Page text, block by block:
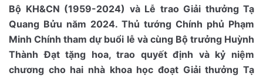
Nhà khoa học đoạt Giải thưởng
Danh sách đề cử
Tiếng Việt
English
Bộ KH&CN (1959-2024) và Lễ trao Giải thưởng Tạ
Quang Bửu năm 2024. Thủ tướng Chính phủ Phạm
Minh Chính tham dự buổi lễ và cùng Bộ trưởng Huỳnh
Thành Đạt tặng hoa, trao quyết định và kỷ niệm
chương cho hai nhà khoa học đoạt Giải thưởng Tạ